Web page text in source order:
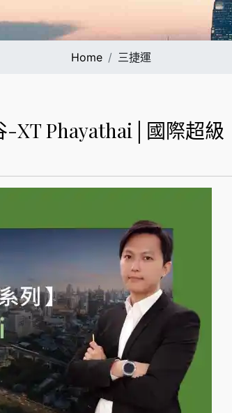
Home 三捷運
-XT Phayathai│國際超級